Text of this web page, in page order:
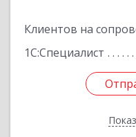
Клиентов на
1С:Специалист